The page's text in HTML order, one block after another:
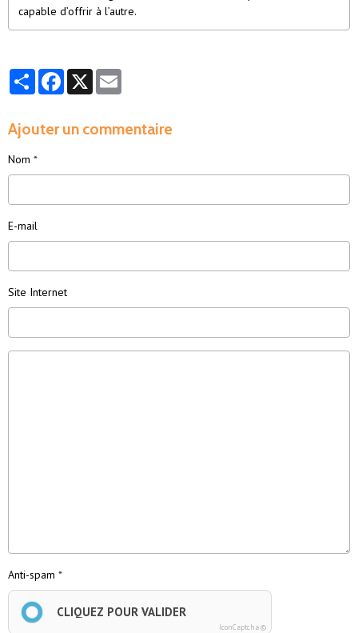
capable d’offrir à l’autre.
PartagerFacebook
X
Ajouter un commentaire
Nom
E-mail
Site Internet
Anti-spam
CLIQUEZ POUR VALIDER
IconCaptcha ©